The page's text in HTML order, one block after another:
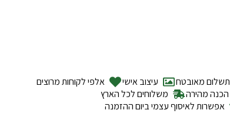
תשלום מאובטח עיצוב אישי
אלפי לקוחות מרוצים
הכנה מהירה
משלוחים לכל הארץ
אפשרות לאיסוף עצמי ביום ההזמנה